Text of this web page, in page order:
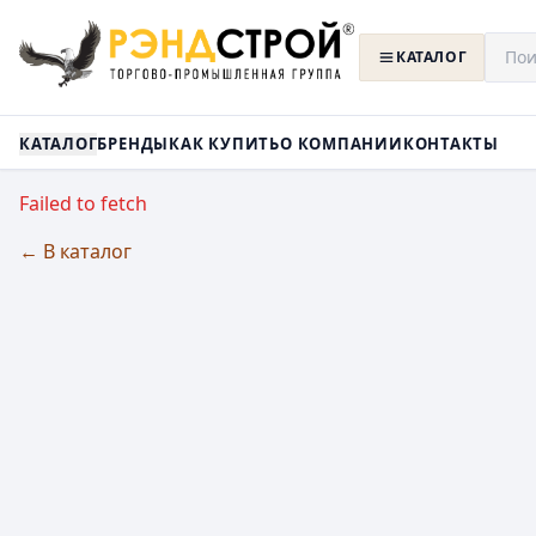
КАТАЛОГ
КАТАЛОГБРЕНДЫКАК КУПИТЬО КОМПАНИИКОНТАКТЫ
Failed to fetch
← В каталог